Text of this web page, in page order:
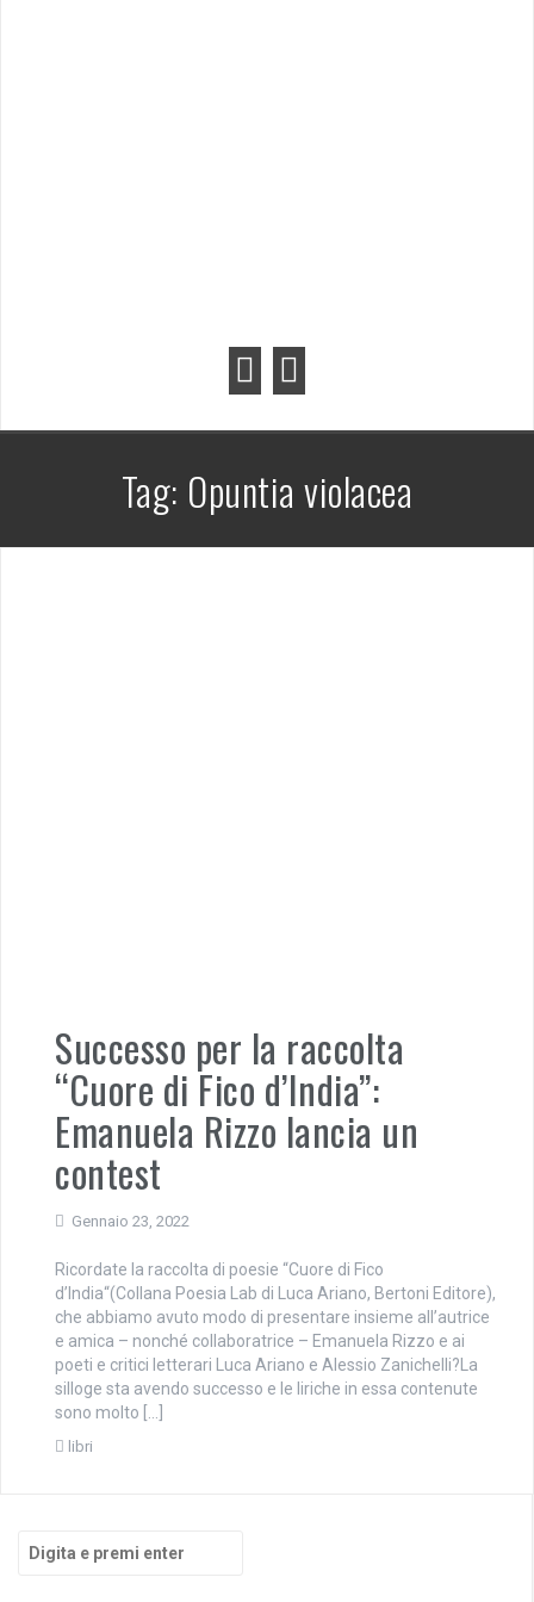
Tag: Opuntia violacea
Successo per la raccolta
“Cuore di Fico d’India”:
Emanuela Rizzo lancia un
contest
Gennaio 23, 2022
Ricordate la raccolta di poesie “Cuore di Fico
d’India“(Collana Poesia Lab di Luca Ariano, Bertoni Editore),
che abbiamo avuto modo di presentare insieme all’autrice
e amica – nonché collaboratrice – Emanuela Rizzo e ai
poeti e critici letterari Luca Ariano e Alessio Zanichelli?La
silloge sta avendo successo e le liriche in essa contenute
sono molto […]
libri